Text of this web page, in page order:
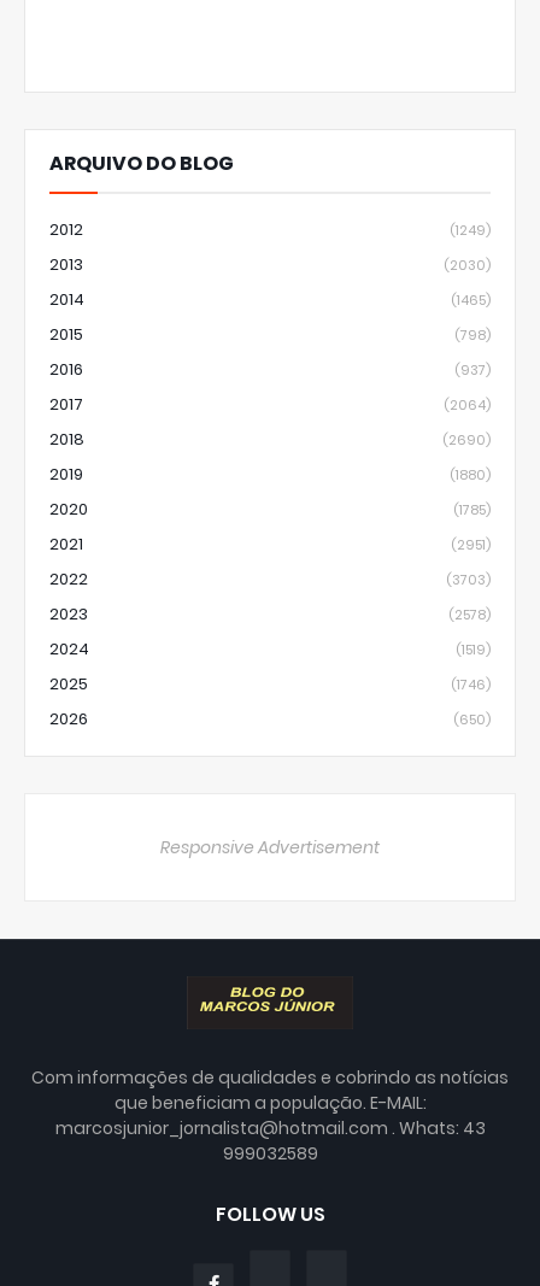
ARQUIVO DO BLOG
2012 (1249)
2013 (2030)
2014 (1465)
2015 (798)
2016 (937)
2017 (2064)
2018 (2690)
2019 (1880)
2020 (1785)
2021 (2951)
2022 (3703)
2023 (2578)
2024 (1519)
2025 (1746)
2026 (650)
Responsive Advertisement
Com informações de qualidades e cobrindo as notícias
que beneficiam a população. E-MAIL:
marcosjunior_jornalista@hotmail.com . Whats: 43
999032589
FOLLOW US